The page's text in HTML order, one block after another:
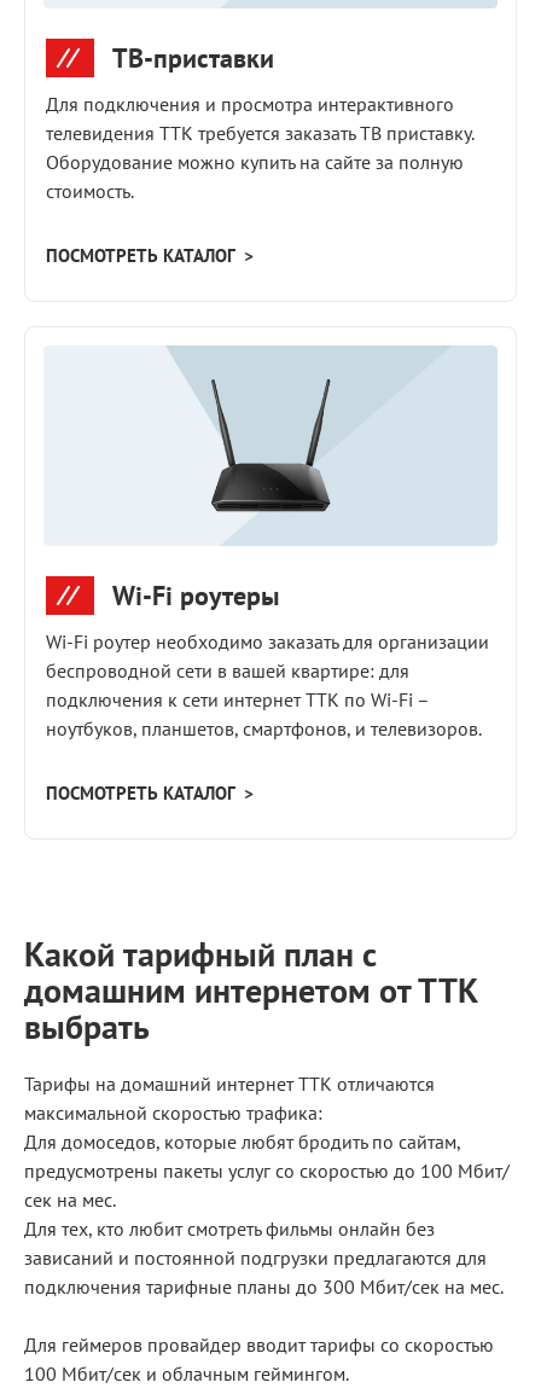
ТВ-приставки
Для подключения и просмотра интерактивного
телевидения ТТК требуется заказать ТВ приставку.
Оборудование можно купить на сайте за полную
стоимость.
ПОСМОТРЕТЬ КАТАЛОГ >
Wi-Fi роутеры
Wi‑Fi роутер необходимо заказать для организации
беспроводной сети в вашей квартире: для
подключения к сети интернет ТТК по Wi‑Fi –
ноутбуков, планшетов, смартфонов, и телевизоров.
ПОСМОТРЕТЬ КАТАЛОГ >
Какой тарифный план с
домашним интернетом от ТТК
выбрать
Тарифы на домашний интернет ТТК отличаются
максимальной скоростью трафика:
Для домоседов, которые любят бродить по сайтам,
предусмотрены пакеты услуг со скоростью до 100 Мбит/
сек на мес.
Для тех, кто любит смотреть фильмы онлайн без
зависаний и постоянной подгрузки предлагаются для
подключения тарифные планы до 300 Мбит/сек на мес.
Для геймеров провайдер вводит тарифы со скоростью
100 Мбит/сек и облачным геймингом.